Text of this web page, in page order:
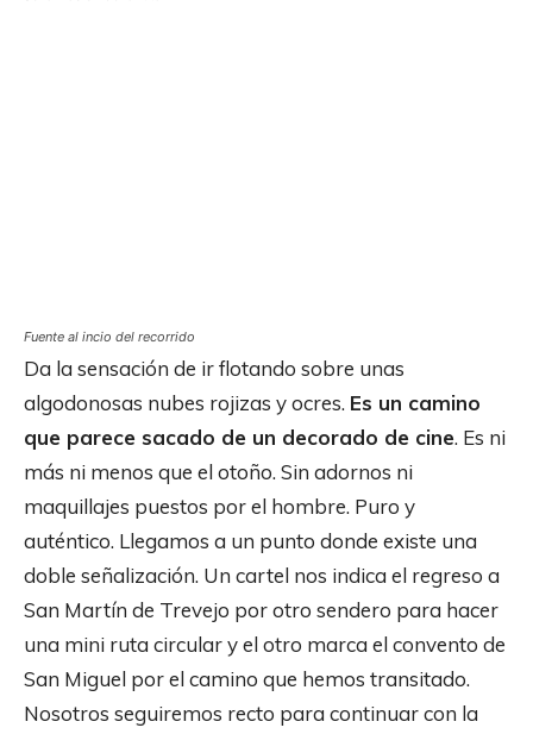
Fuente al incio del recorrido
Da la sensación de ir flotando sobre unas
algodonosas nubes rojizas y ocres. Es un camino
que parece sacado de un decorado de cine. Es ni
más ni menos que el otoño. Sin adornos ni
maquillajes puestos por el hombre. Puro y
auténtico. Llegamos a un punto donde existe una
doble señalización. Un cartel nos indica el regreso a
San Martín de Trevejo por otro sendero para hacer
una mini ruta circular y el otro marca el convento de
San Miguel por el camino que hemos transitado.
Nosotros seguiremos recto para continuar con la